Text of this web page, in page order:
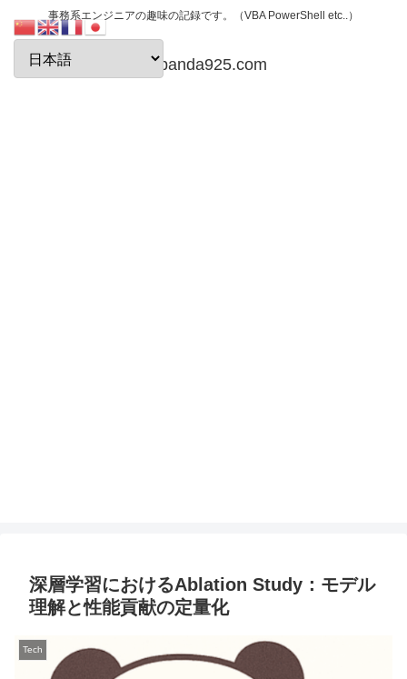
事務系エンジニアの趣味の記録です。（VBA PowerShell etc..）
papanda925.com
深層学習におけるAblation Study：モデル
理解と性能貢献の定量化
Tech